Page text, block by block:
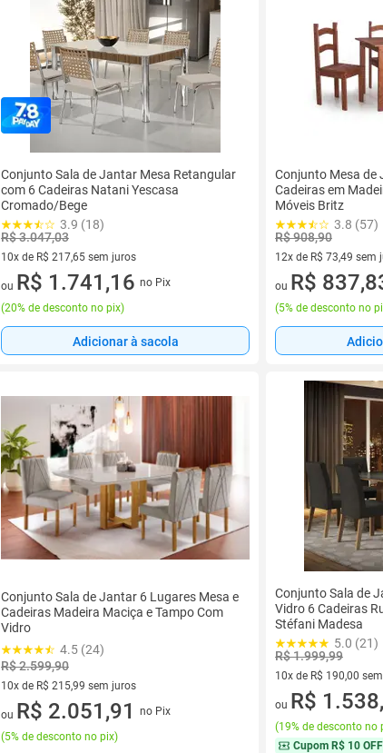
Conjunto Sala de Jantar Mesa Retangular
com 6 Cadeiras Natani Yescasa
Cromado/Bege
3.9 (18)
R$ 3.047,03
10x de R$ 217,65 sem juros
10 vez de R$ 217,65 sem juros
ou R$ 1.741,16 no Pix
(20% de desconto no pix)
Adicionar à sacola
Conjunto Mesa de
Cadeiras em
Móveis Britz
3.8 (57)
R$ 908,90
12x de R$ 73,49 sem
12 vez de R$ 73,49
ou R$
(5% de desconto no
Conjunto Sala de Jantar 6 Lugares Mesa e
Cadeiras Madeira Maciça e Tampo Com
Vidro
4.5 (24)
R$ 2.599,90
10x de R$ 215,99 sem juros
10 vez de R$ 215,99 sem juros
ou R$ 2.051,91
no Pix
(5% de desconto no pix)
Conjunto Sala de
Vidro 6 Cadeiras
Stéfani Madesa
5.0 (21)
R$ 1.999,99
10x de R$ 190,00
10 vez de R$ 190,00
ou R$
(19% de desconto no
Cupom R$ 10 OFF